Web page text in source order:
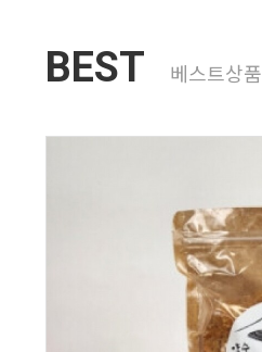
BEST 베스트상품